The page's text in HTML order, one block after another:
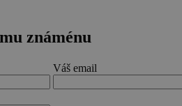
známénu
Váš email